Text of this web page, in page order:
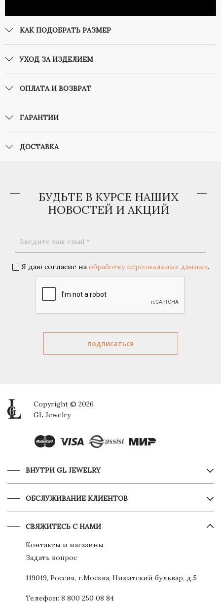
КАК ПОДОБРАТЬ РАЗМЕР
УХОД ЗА ИЗДЕЛИЕМ
ОПЛАТА И ВОЗВРАТ
ГАРАНТИИ
ДОСТАВКА
БУДЬТЕ В КУРСЕ НАШИХ
НОВОСТЕЙ И АКЦИЙ
Я даю согласие на обработку персональных данных.
Copyright © 2026
GL Jewelry
ВНУТРИ GL JEWELRY
ОБСЛУЖИВАНИЕ КЛИЕНТОВ
СВЯЖИТЕСЬ С НАМИ
Контакты и магазины
Задать вопрос
119019, Россия, г.Москва, Никитский бульвар, д.5
Телефон: 8 800 250 08 84